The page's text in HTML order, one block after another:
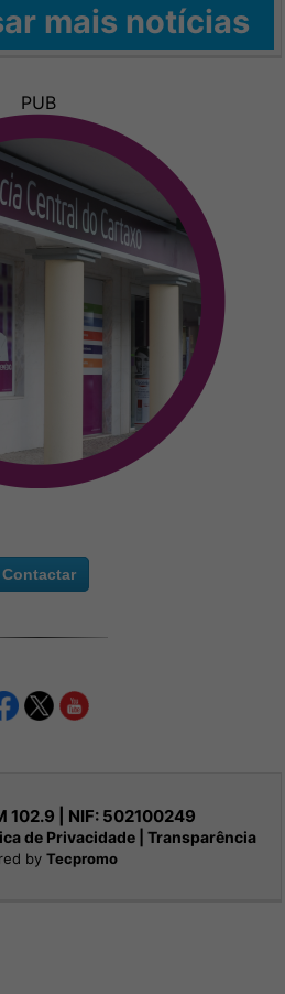
mais notícias
PUB
Contactar
102.9 | NIF: 502100249
de Privacidade| Transparência
by Tecpromo